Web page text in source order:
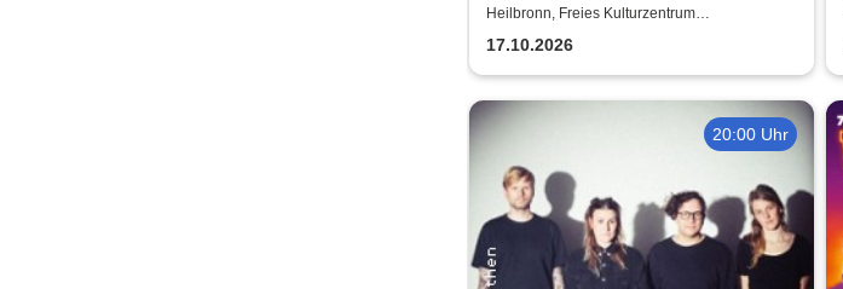
tits
Heilbronn, Freies Kulturzentrum
Maschinenfabrik
17.10.2026
20:00 Uhr